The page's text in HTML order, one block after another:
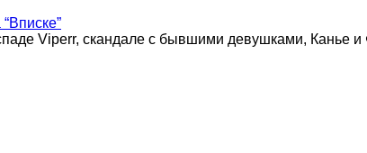
Viperr, скандале с бывшими девушками, Канье